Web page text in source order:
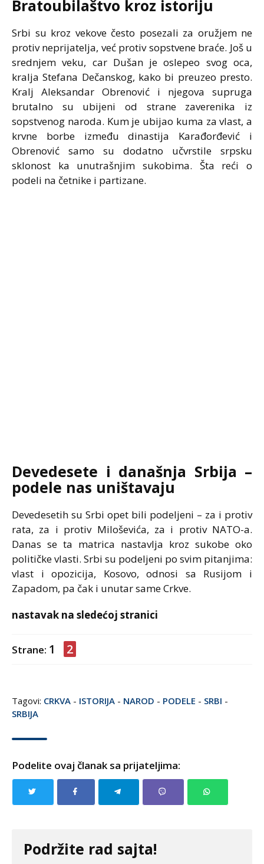
Bratoubilaštvo kroz istoriju
Srbi su kroz vekove često posezali za oružjem ne
protiv neprijatelja, već protiv sopstvene braće. Još u
srednjem veku, car Dušan je oslepeo svog oca,
kralja Stefana Dečanskog, kako bi preuzeo presto.
Kralj Aleksandar Obrenović i njegova supruga
brutalno su ubijeni od strane zaverenika iz
sopstvenog naroda. Kum je ubijao kuma za vlast, a
krvne borbe između dinastija Karađorđević i
Obrenović samo su dodatno učvrstile srpsku
sklonost ka unutrašnjim sukobima. Šta reći o
podeli na četnike i partizane.
Devedesete i današnja Srbija –
podele nas uništavaju
Devedesetih su Srbi opet bili podeljeni – za i protiv
rata, za i protiv Miloševića, za i protiv NATO-a.
Danas se ta matrica nastavlja kroz sukobe oko
političke vlasti. Srbi su podeljeni po svim pitanjima:
vlast i opozicija, Kosovo, odnosi sa Rusijom i
Zapadom, pa čak i unutar same Crkve.
nastavak na sledećoj stranici
Strane: 1 2
Tagovi: CRKVA - ISTORIJA - NAROD - PODELE - SRBI -
SRBIJA
Podelite ovaj članak sa prijateljima:
Podržite rad sajta!